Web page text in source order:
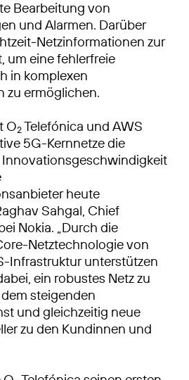
Bearbeitung von
und Alarmen. Darüber
Netzinformationen zur
um eine fehlerfreie
in komplexen
zu ermöglichen.
O2Telefónica und AWS
5G-Kernnetze die
Innovationsgeschwindigkeit
heute
Sahgal, Chief
Nokia. „Durch die
Netztechnologie von
Infrastruktur unterstützen
ein robustes Netz zu
steigenden
und gleichzeitig neue
zu den Kundinnen und